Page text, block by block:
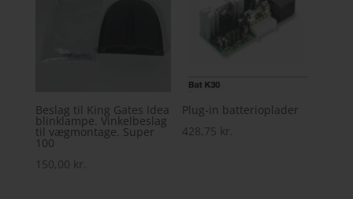
Beslag til King Gates Idea
blinklampe. Vinkelbeslag
til vægmontage. Super
100
150,00 kr.
Plug-in batterioplader
428,75 kr.